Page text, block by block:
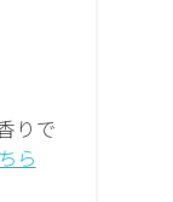
りで
ら